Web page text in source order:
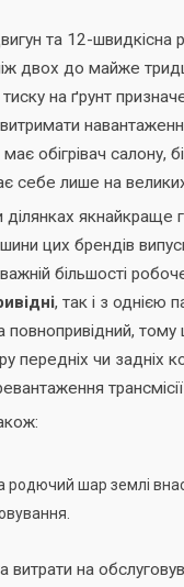
та 12-
двох до майже
на ґрунт
витримати
обігрівач салону,
себе лише на
якнайкраще
цих брендів
більшості
, так і з однією
передніх чи задніх
родючий шар землі
на